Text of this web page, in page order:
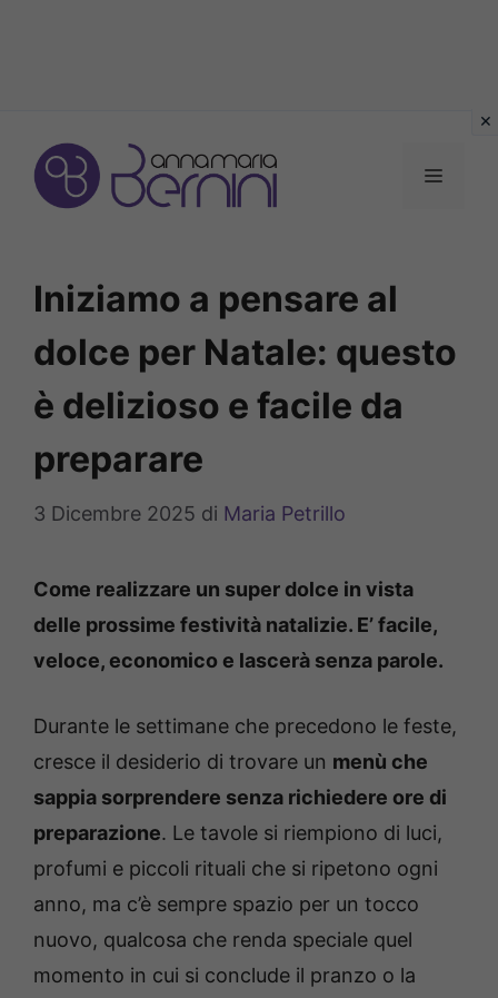
contenuto
MENU
Iniziamo a pensare al
dolce per Natale: questo
è delizioso e facile da
preparare
3 Dicembre 2025 di Maria Petrillo
Come realizzare un super dolce in vista
delle prossime festività natalizie. E’ facile,
veloce, economico e lascerà senza parole.
Durante le settimane che precedono le feste,
cresce il desiderio di trovare un menù che
sappia sorprendere senza richiedere ore di
preparazione. Le tavole si riempiono di luci,
profumi e piccoli rituali che si ripetono ogni
anno, ma c’è sempre spazio per un tocco
nuovo, qualcosa che renda speciale quel
momento in cui si conclude il pranzo o la